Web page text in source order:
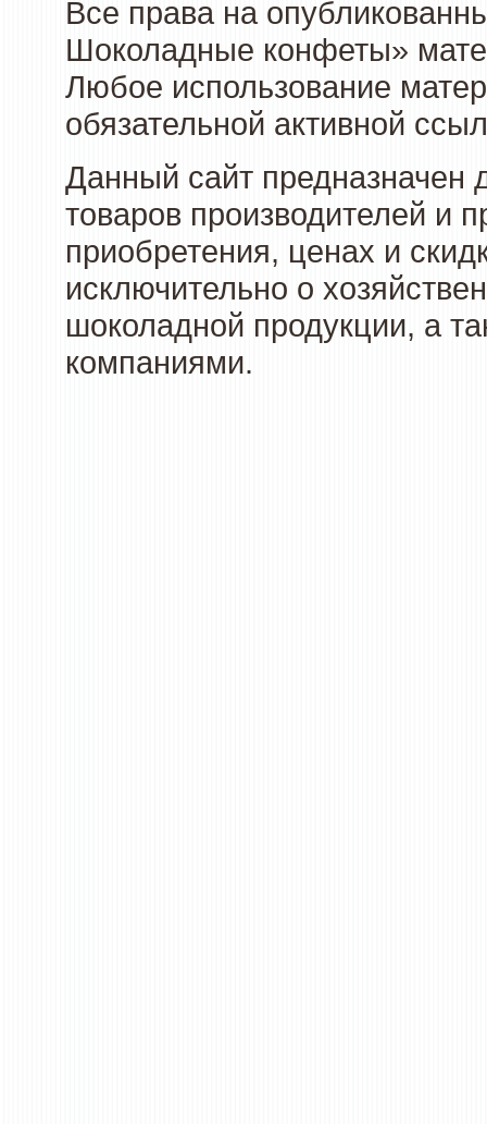
Все права на
Шоколадные конфеты»
Любое использование
обязательной активной
Данный сайт предназначен
товаров производителей и
приобретения, ценах и
исключительно о
шоколадной продукции, а
компаниями.